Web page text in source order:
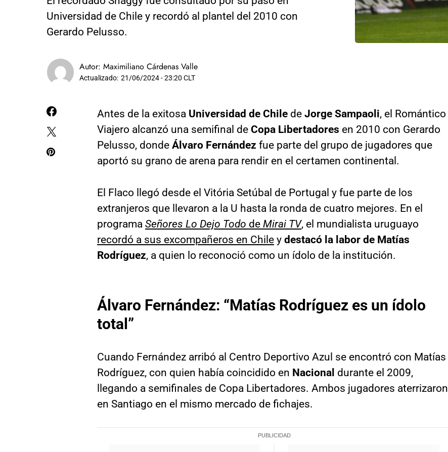
Universidad de Chile y recordó al plantel del 2010 con
Gerardo Pelusso.
Autor: Maximiliano Cárdenas Valle
Actualizado: 21/06/2024 - 23:20 CLT
Antes de la exitosa Universidad de Chile de Jorge Sampaoli, el Romántico
Viajero alcanzó una semifinal de Copa Libertadores en 2010 con Gerardo
Pelusso, donde Álvaro Fernández fue parte del grupo de jugadores que
aportó su grano de arena para rendir en el certamen continental.
El Flaco llegó desde el Vitória Setúbal de Portugal y fue parte de los
extranjeros que llevaron a la U hasta la ronda de cuatro mejores. En el
programa Señores Lo Dejo Todo de Mirai TV, el mundialista uruguayo
recordó a sus excompañeros en Chile y destacó la labor de Matías
Rodríguez, a quien lo reconoció como un ídolo de la institución.
Álvaro Fernández: “Matías Rodríguez es un ídolo
total”
Cuando Fernández arribó al Centro Deportivo Azul se encontró con Matías
Rodríguez, con quien había coincidido en Nacional durante el 2009,
llegando a semifinales de Copa Libertadores. Ambos jugadores aterrizaron
en Santiago en el mismo mercado de fichajes.